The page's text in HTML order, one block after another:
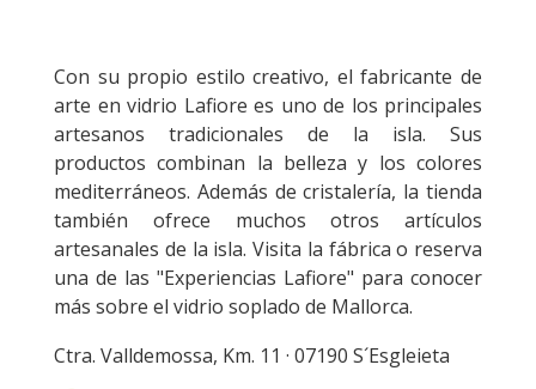
Con su propio estilo creativo, el fabricante de
arte en vidrio Lafiore es uno de los principales
artesanos tradicionales de la isla. Sus
productos combinan la belleza y los colores
mediterráneos. Además de cristalería, la tienda
también ofrece muchos otros artículos
artesanales de la isla. Visita la fábrica o reserva
una de las "Experiencias Lafiore" para conocer
más sobre el vidrio soplado de Mallorca.
Ctra. Valldemossa, Km. 11 · 07190 S´Esgleieta